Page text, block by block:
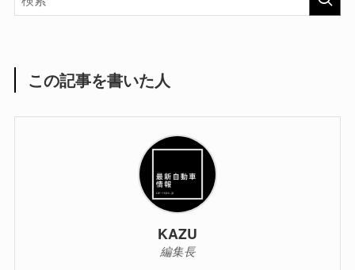
この記事を書いた人
KAZU
編集長